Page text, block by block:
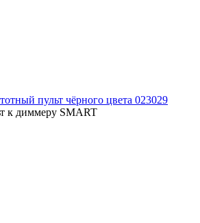
пульт чёрного цвета 023029